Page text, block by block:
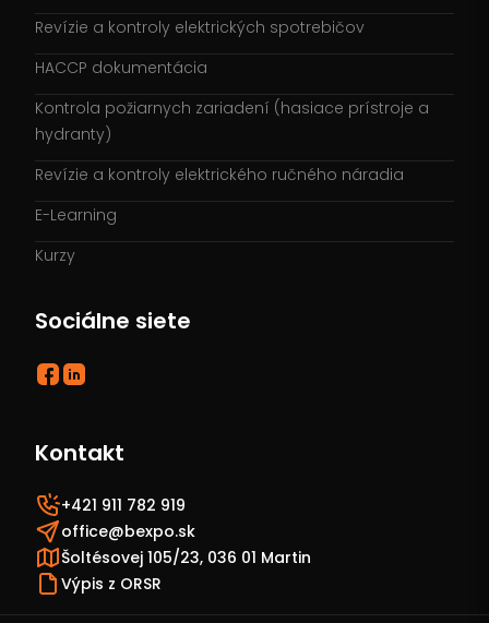
Revízie a kontroly elektrických spotrebičov
HACCP dokumentácia
Kontrola požiarnych zariadení (hasiace prístroje a
hydranty)
Revízie a kontroly elektrického ručného náradia
E-Learning
Kurzy
Sociálne siete
Kontakt
+421 911 782 919
office@bexpo.sk
Šoltésovej 105/23, 036 01 Martin
Výpis z ORSR